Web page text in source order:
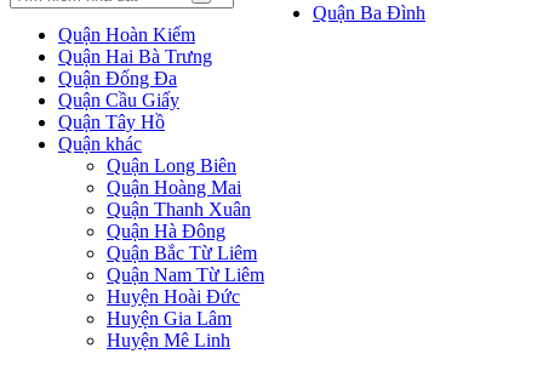
Quận Ba Đình
Quận Hoàn Kiếm
Quận Hai Bà Trưng
Quận Đống Đa
Quận Cầu Giấy
Quận Tây Hồ
Quận khác
Quận Long Biên
Quận Hoàng Mai
Quận Thanh Xuân
Quận Hà Đông
Quận Bắc Từ Liêm
Quận Nam Từ Liêm
Huyện Hoài Đức
Huyện Gia Lâm
Huyện Mê Linh